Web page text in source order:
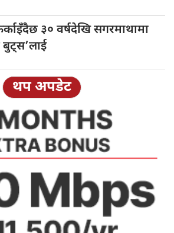
३० वर्षदेखि सगरमाथामा
बुट्स’लाई
थप अपडेट